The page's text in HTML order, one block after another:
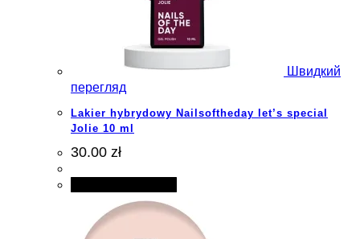
Швидкий
перегляд
Lakier hybrydowy Nailsoftheday let’s special
Jolie 10 ml
30.00 zł